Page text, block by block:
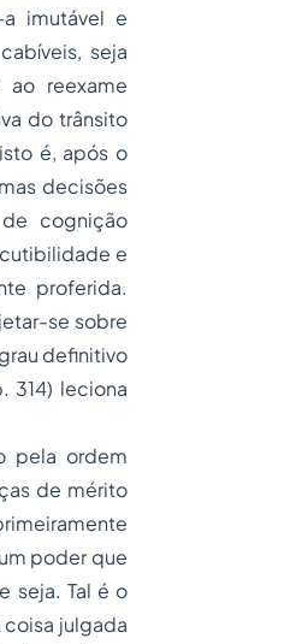
imutável e
seja
reexame
do trânsito
é, após o
decisões
cognição
e
proferida.
se sobre
definitivo
314) leciona
pela ordem
de mérito
poder que
seja. Tal é o
julgada